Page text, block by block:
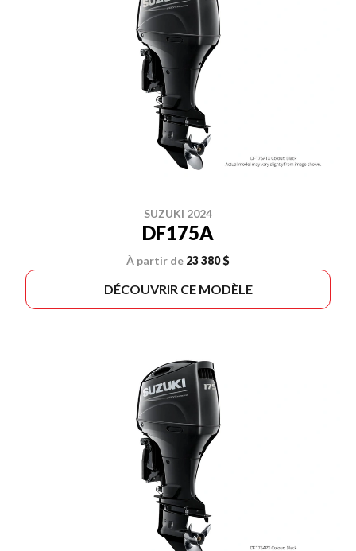
SUZUKI 2024
DF175A
À partir de 23 380 $
DÉCOUVRIR CE MODÈLE